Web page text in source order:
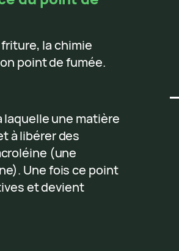
la chimie
point de fumée.
une matière
à libérer des
(une
Une fois ce point
et devient